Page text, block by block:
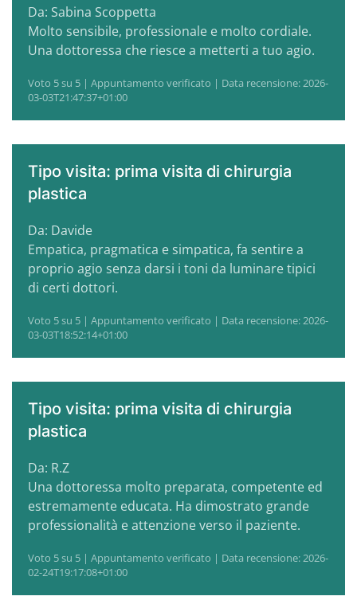
Da: Sabina Scoppetta
Molto sensibile, professionale e molto cordiale.
Una dottoressa che riesce a metterti a tuo agio.
Voto 5 su 5 | Appuntamento verificato | Data recensione: 2026-
03-03T21:47:37+01:00
Tipo visita: prima visita di chirurgia
plastica
Da: Davide
Empatica, pragmatica e simpatica, fa sentire a
proprio agio senza darsi i toni da luminare tipici
di certi dottori.
Voto 5 su 5 | Appuntamento verificato | Data recensione: 2026-
03-03T18:52:14+01:00
Tipo visita: prima visita di chirurgia
plastica
Da: R.Z
Una dottoressa molto preparata, competente ed
estremamente educata. Ha dimostrato grande
professionalità e attenzione verso il paziente.
Voto 5 su 5 | Appuntamento verificato | Data recensione: 2026-
02-24T19:17:08+01:00